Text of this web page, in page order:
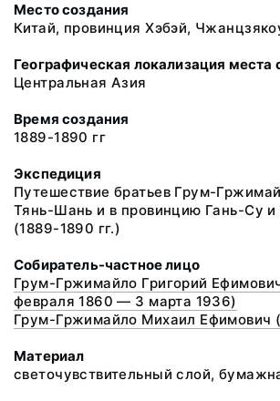
Место создания
Китай, провинция Хэбэй,
Географическая локализация места
Центральная Азия
Время создания
1889-1890 гг
Экспедиция
Путешествие братьев Грум-
Тянь-Шань и в провинцию Гань-Су
(1889-1890 гг.)
Собиратель-частное лицо
Грум-Гржимайло Григорий
февраля 1860 — 3 марта 1936)
Грум-Гржимайло Михаил Ефимович
Материал
светочувствительный слой,